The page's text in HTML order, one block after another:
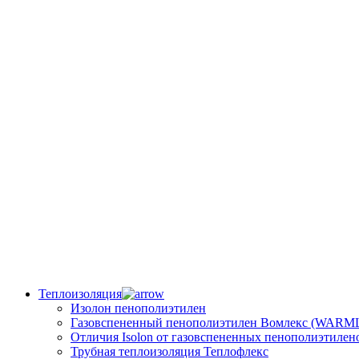
Теплоизоляция
Изолон пенополиэтилен
Газовспененный пенополиэтилен Вомлекс
Отличия Isolon от газовспененных
Трубная теплоизоляция Теплофлекс